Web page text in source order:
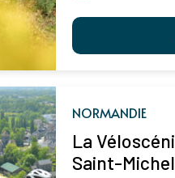
NORMANDIE
La
Saint-Michel